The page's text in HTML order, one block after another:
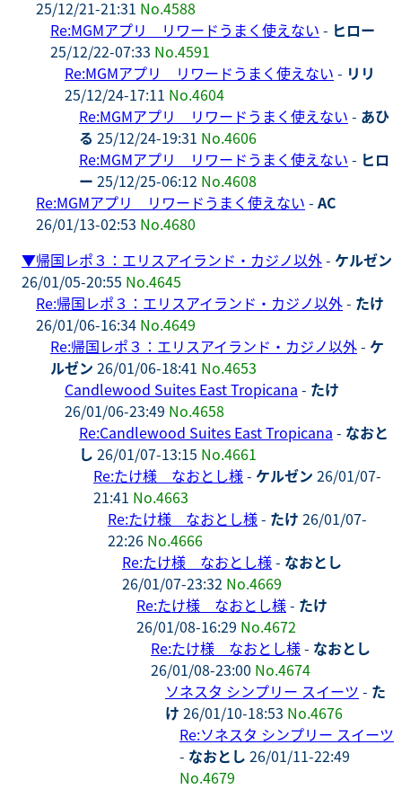
25/12/21-21:31 No.4588
Re:MGMアプリ リワードうまく使えない - ヒロー
25/12/22-07:33 No.4591
Re:MGMアプリ リワードうまく使えない - リリ
25/12/24-17:11 No.4604
Re:MGMアプリ リワードうまく使えない - あひ
る 25/12/24-19:31 No.4606
Re:MGMアプリ リワードうまく使えない - ヒロ
ー 25/12/25-06:12 No.4608
Re:MGMアプリ リワードうまく使えない - AC
26/01/13-02:53 No.4680
▼帰国レポ３：エリスアイランド・カジノ以外- ケルゼン
26/01/05-20:55 No.4645
Re:帰国レポ３：エリスアイランド・カジノ以外- たけ
26/01/06-16:34 No.4649
Re:帰国レポ３：エリスアイランド・カジノ以外- ケ
ルゼン 26/01/06-18:41 No.4653
Candlewood Suites East Tropicana - たけ
26/01/06-23:49 No.4658
Re:Candlewood Suites East Tropicana - なおと
し 26/01/07-13:15 No.4661
Re:たけ様 なおとし様- ケルゼン 26/01/07-
21:41 No.4663
Re:たけ様 なおとし様- たけ 26/01/07-
22:26 No.4666
Re:たけ様 なおとし様- なおとし
26/01/07-23:32 No.4669
Re:たけ様 なおとし様- たけ
26/01/08-16:29 No.4672
Re:たけ様 なおとし様- なおとし
26/01/08-23:00 No.4674
ソネスタ シンプリー スイーツ - た
け 26/01/10-18:53 No.4676
Re:ソネスタ シンプリー スイーツ
- なおとし 26/01/11-22:49
No.4679